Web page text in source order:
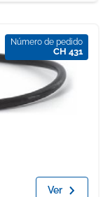
Número de pedido
CH 431
Ver